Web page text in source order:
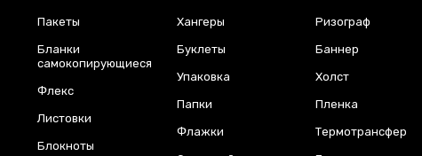
Пакеты
Бланки
самокопирующиеся
Флекс
Листовки
Блокноты
Хангеры
Буклеты
Упаковка
Папки
Флажки
Ризограф
Баннер
Холст
Пленка
Термотрансфер